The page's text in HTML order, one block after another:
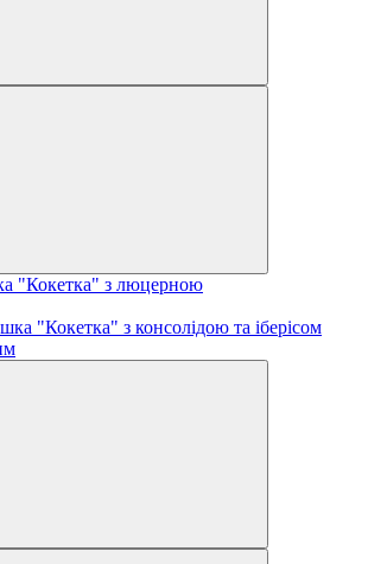
"Кокетка" з люцерною